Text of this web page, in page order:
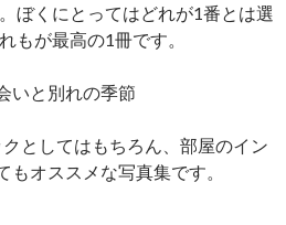
ぼくにとってはどれが1番とは選
もが最高の1冊です。
いと別れの季節
としてはもちろん、部屋のイン
もオススメな写真集です。